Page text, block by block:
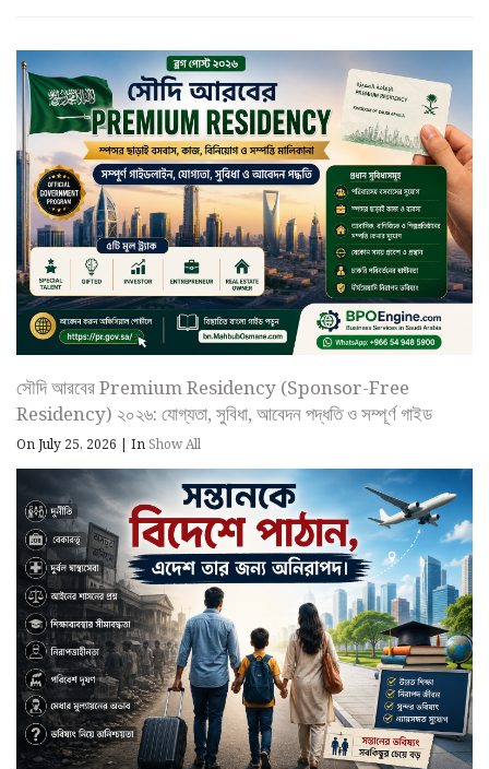
সৌদি আরবের Premium Residency (Sponsor-Free
Residency) ২০২৬: যোগ্যতা, সুবিধা, আবেদন পদ্ধতি ও সম্পূর্ণ গাইড
On July 25, 2026 | InShow All